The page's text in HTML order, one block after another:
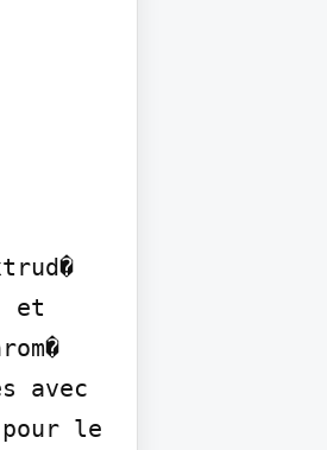
et
avec
le